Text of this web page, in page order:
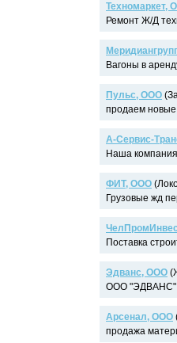
Техномаркет,
Ремонт Ж/Д
Вагоны в
Пульс, ООО
продаем
А-Сервис-
Наша
ФИТ, ООО
Грузовые жд
Поставка
Эдванс, ООО
ООО "ЭДВАНС"
Арсенал, ООО
продажа